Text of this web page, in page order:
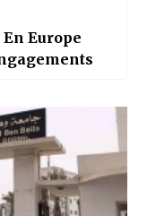
Europe